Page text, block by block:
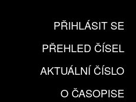
PŘIHLÁSIT SE
PŘEHLED ČÍSEL
AKTUÁLNÍ ČÍSLO
O ČASOPISE